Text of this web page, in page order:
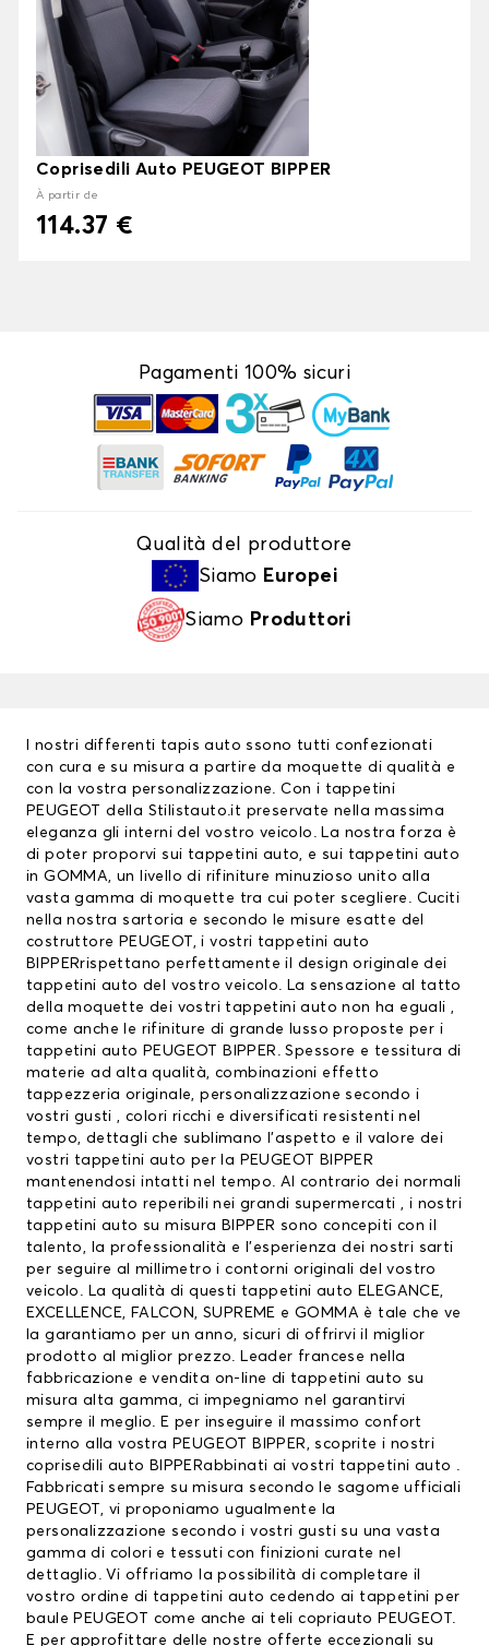
Coprisedili Auto PEUGEOT BIPPER
À partir de
114.37 €
Pagamenti 100% sicuri
Qualità del produttore
Siamo Europei
Siamo Produttori
I nostri differenti tapis auto ssono tutti confezionati
con cura e su misura a partire da moquette di qualità e
con la vostra personalizzazione. Con i tappetini
PEUGEOT
della Stilistauto.it preservate nella massima
eleganza gli interni del vostro veicolo. La nostra forza è
di poter proporvi sui tappetini auto, e sui tappetini auto
in GOMMA, un livello di rifiniture minuzioso unito alla
vasta gamma di moquette tra cui poter scegliere. Cuciti
nella nostra sartoria e secondo le misure esatte del
costruttore PEUGEOT, i vostri tappetini auto
BIPPERrispettano perfettamente il design originale dei
tappetini auto del vostro veicolo. La sensazione al tatto
della moquette dei vostri tappetini auto non ha eguali ,
come anche le rifiniture di grande lusso proposte per i
tappetini auto PEUGEOT BIPPER. Spessore e tessitura di
materie ad alta qualità, combinazioni effetto
tappezzeria originale, personalizzazione secondo i
vostri gusti , colori ricchi e diversificati resistenti nel
tempo, dettagli che sublimano l’aspetto e il valore dei
vostri tappetini auto per la PEUGEOT BIPPER
mantenendosi intatti nel tempo. Al contrario dei normali
tappetini auto reperibili nei grandi supermercati , i nostri
tappetini auto su misura BIPPER sono concepiti con il
talento, la professionalità e l’esperienza dei nostri sarti
per seguire al millimetro i contorni originali del vostro
veicolo. La qualità di questi tappetini auto ELEGANCE,
EXCELLENCE, FALCON, SUPREME e GOMMA è tale che ve
la garantiamo per un anno, sicuri di offrirvi il miglior
prodotto al miglior prezzo. Leader francese nella
fabbricazione e vendita on-line di tappetini auto su
misura alta gamma, ci impegniamo nel garantirvi
sempre il meglio. E per inseguire il massimo confort
interno alla vostra PEUGEOT BIPPER, scoprite i nostri
coprisedili auto BIPPERabbinati ai vostri tappetini auto .
Fabbricati sempre su misura secondo le sagome ufficiali
PEUGEOT, vi proponiamo ugualmente la
personalizzazione secondo i vostri gusti su una vasta
gamma di colori e tessuti con finizioni curate nel
dettaglio. Vi offriamo la possibilità di completare il
vostro ordine di tappetini auto cedendo ai tappetini per
baule PEUGEOT
come anche ai teli copriauto PEUGEOT.
E per approfittare delle nostre offerte eccezionali su